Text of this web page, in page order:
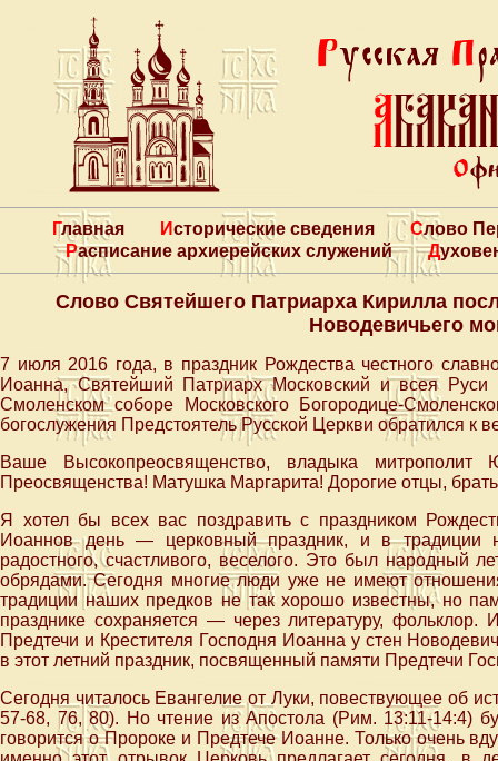
Главная Исторические сведения
Слово
Расписание архиерейских служений
Слово Святейшего Патриарха Кирилла
Новодевичьего
7 июля 2016 года, в праздник Рождества честного
Иоанна, Святейший Патриарх Московский и всея
Смоленском соборе Московского Богородице-
богослужения Предстоятель Русской Церкви обратился к
Ваше Высокопреосвященство, владыка
Преосвященства! Матушка Маргарита! Дорогие отцы,
Я хотел бы всех вас поздравить с праздником
Иоаннов день — церковный праздник, и в традиции
радостного, счастливого, веселого. Это был народный
обрядами. Сегодня многие люди уже не имеют
традиции наших предков не так хорошо известны, но
празднике сохраняется — через литературу,
Предтечи и Крестителя Господня Иоанна у стен
в этот летний праздник, посвященный памяти Предтечи
Сегодня читалось Евангелие от Луки, повествующее об
57-68, 76, 80). Но чтение из Апостола (Рим. 13:11-14:4)
говорится о Пророке и Предтече Иоанне. Только очень